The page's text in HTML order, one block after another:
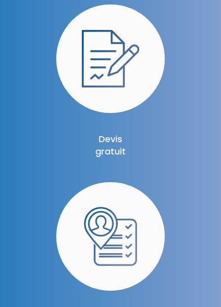
Devis
gratuit